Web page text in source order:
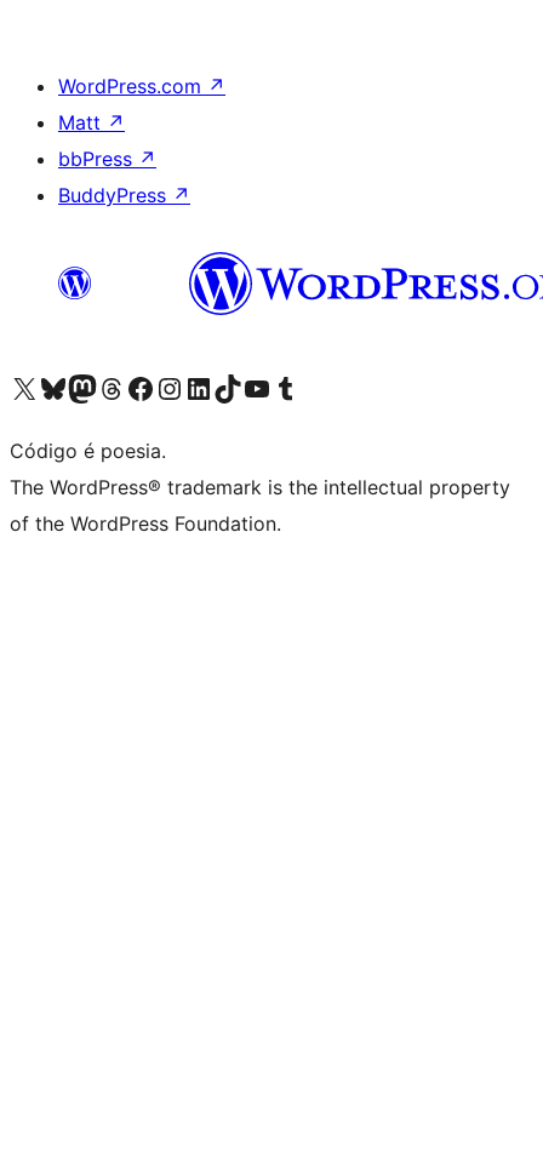
WordPress.com ↗
Matt ↗
bbPress ↗
BuddyPress ↗
Visite a nossa conta X (antigo Twitter)
Visit our Bluesky account
Visit our Mastodon account
Visit our Threads account
Visite a nossa página do Facebook
Visite a nossa conta no Instagram
Visite a nossa conta no LinkedIn
Visit our TikTok account
Visit our YouTube channel
Visit our Tumblr account
Código é poesia.
The WordPress® trademark is the intellectual property
of the WordPress Foundation.